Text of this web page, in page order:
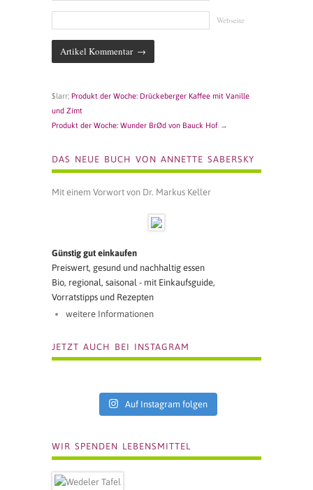
Webseite
$larr; Produkt der Woche: Drückeberger Kaffee mit Vanille
und Zimt
Produkt der Woche: Wunder BrØd von Bauck Hof →
DAS NEUE BUCH VON ANNETTE SABERSKY
Mit einem Vorwort von Dr. Markus Keller
Günstig gut einkaufen
Preiswert, gesund und nachhaltig essen
Bio, regional, saisonal - mit Einkaufsguide,
Vorratstipps und Rezepten
weitere Informationen
JETZT AUCH BEI INSTAGRAM
Auf Instagram folgen
WIR SPENDEN LEBENSMITTEL